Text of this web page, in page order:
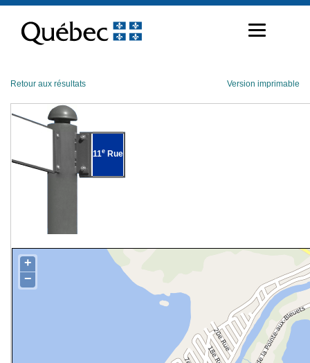
contenu
Retour aux résultats Version imprimable
11e Rue
+
−